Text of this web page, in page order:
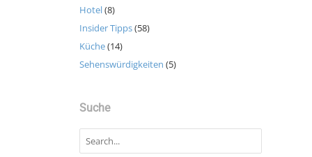
Hotel(8)
Insider Tipps(58)
Küche(14)
Sehenswürdigkeiten (5)
Suche